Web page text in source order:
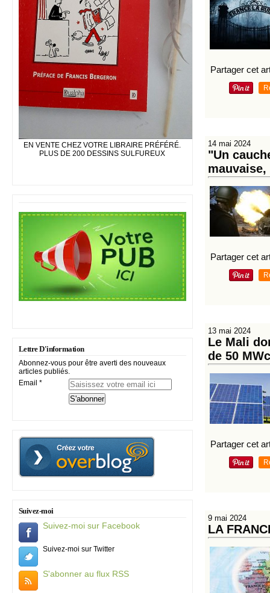
EN VENTE CHEZ VOTRE LIBRAIRE PRÉFÉRÉ.
PLUS DE 200 DESSINS SULFUREUX
Lettre D'information
Abonnez-vous pour être averti des nouveaux
articles publiés.
Email
Suivez-moi
Suivez-moi sur Facebook
Suivez-moi sur Twitter
S'abonner au flux RSS
Partager cet
14 mai 2024
"Un
Partager cet
13 mai 2024
Le Mali
de 50 MWc
Partager cet
9 mai 2024
LA